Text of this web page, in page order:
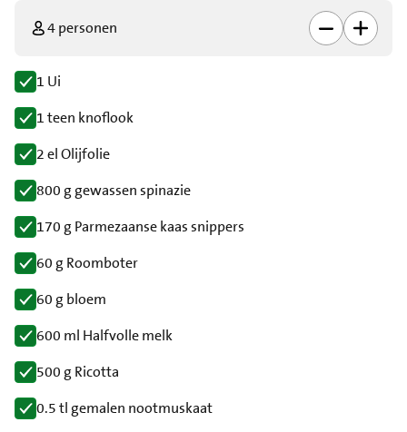
4 personen
1 Ui
1 teen knoflook
2 el Olijfolie
800 g gewassen spinazie
170 g Parmezaanse kaas snippers
60 g Roomboter
60 g bloem
600 ml Halfvolle melk
500 g Ricotta
0.5 tl gemalen nootmuskaat